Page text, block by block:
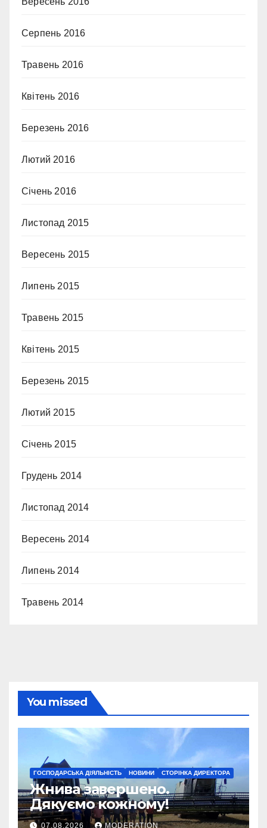
Серпень 2016
Травень 2016
Квітень 2016
Березень 2016
Лютий 2016
Січень 2016
Листопад 2015
Вересень 2015
Липень 2015
Травень 2015
Квітень 2015
Березень 2015
Лютий 2015
Січень 2015
Грудень 2014
Листопад 2014
Вересень 2014
Липень 2014
Травень 2014
You missed
ГОСПОДАРСЬКА ДІЯЛЬНІСТЬ НОВИНИ СТОРІНКА ДИРЕКТОРА
Жнива завершено.
Дякуємо кожному!
07.08.2026 MODERATION